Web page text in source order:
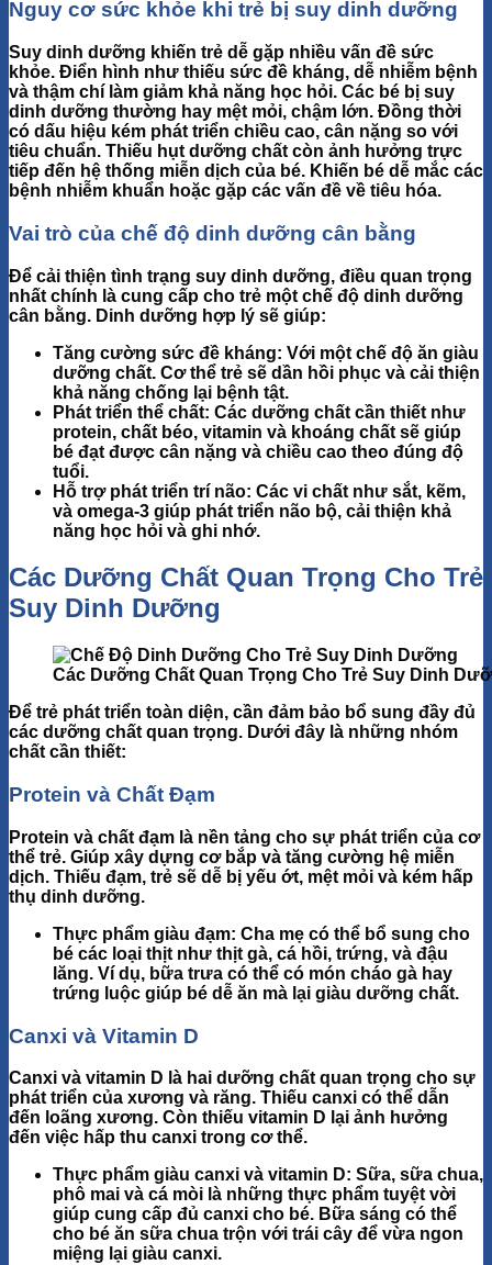
Nguy cơ sức khỏe khi trẻ bị suy dinh dưỡng
Suy dinh dưỡng khiến trẻ dễ gặp nhiều vấn đề sức
khỏe. Điển hình như thiếu sức đề kháng, dễ nhiễm bệnh
và thậm chí làm giảm khả năng học hỏi. Các bé bị suy
dinh dưỡng thường hay mệt mỏi, chậm lớn. Đồng thời
có dấu hiệu kém phát triển chiều cao, cân nặng so với
tiêu chuẩn. Thiếu hụt dưỡng chất còn ảnh hưởng trực
tiếp đến hệ thống miễn dịch của bé. Khiến bé dễ mắc các
bệnh nhiễm khuẩn hoặc gặp các vấn đề về tiêu hóa.
Vai trò của chế độ dinh dưỡng cân bằng
Để cải thiện tình trạng suy dinh dưỡng, điều quan trọng
nhất chính là cung cấp cho trẻ một chế độ dinh dưỡng
cân bằng. Dinh dưỡng hợp lý sẽ giúp:
Tăng cường sức đề kháng: Với một chế độ ăn giàu
dưỡng chất. Cơ thể trẻ sẽ dần hồi phục và cải thiện
khả năng chống lại bệnh tật.
Phát triển thể chất: Các dưỡng chất cần thiết như
protein, chất béo, vitamin và khoáng chất sẽ giúp
bé đạt được cân nặng và chiều cao theo đúng độ
tuổi.
Hỗ trợ phát triển trí não: Các vi chất như sắt, kẽm,
và omega-3 giúp phát triển não bộ, cải thiện khả
năng học hỏi và ghi nhớ.
Các Dưỡng Chất Quan Trọng Cho Trẻ
Suy Dinh Dưỡng
Các Dưỡng Chất Quan Trọng Cho Trẻ Suy Dinh
Để trẻ phát triển toàn diện, cần đảm bảo bổ sung đầy đủ
các dưỡng chất quan trọng. Dưới đây là những nhóm
chất cần thiết:
Protein và Chất Đạm
Protein và chất đạm là nền tảng cho sự phát triển của cơ
thể trẻ. Giúp xây dựng cơ bắp và tăng cường hệ miễn
dịch. Thiếu đạm, trẻ sẽ dễ bị yếu ớt, mệt mỏi và kém hấp
thụ dinh dưỡng.
Thực phẩm giàu đạm: Cha mẹ có thể bổ sung cho
bé các loại thịt như thịt gà, cá hồi, trứng, và đậu
lăng. Ví dụ, bữa trưa có thể có món cháo gà hay
trứng luộc giúp bé dễ ăn mà lại giàu dưỡng chất.
Canxi và Vitamin D
Canxi và vitamin D là hai dưỡng chất quan trọng cho sự
phát triển của xương và răng. Thiếu canxi có thể dẫn
đến loãng xương. Còn thiếu vitamin D lại ảnh hưởng
đến việc hấp thu canxi trong cơ thể.
Thực phẩm giàu canxi và vitamin D: Sữa, sữa chua,
phô mai và cá mòi là những thực phẩm tuyệt vời
giúp cung cấp đủ canxi cho bé. Bữa sáng có thể
cho bé ăn sữa chua trộn với trái cây để vừa ngon
miệng lại giàu canxi.